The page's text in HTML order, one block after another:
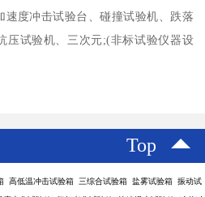
速度冲击试验台、碰撞试验机、跌落
压试验机、三次元;(非标试验仪器设
Top
高低温冲击试验箱 三综合试验箱 盐雾试验箱 振动试